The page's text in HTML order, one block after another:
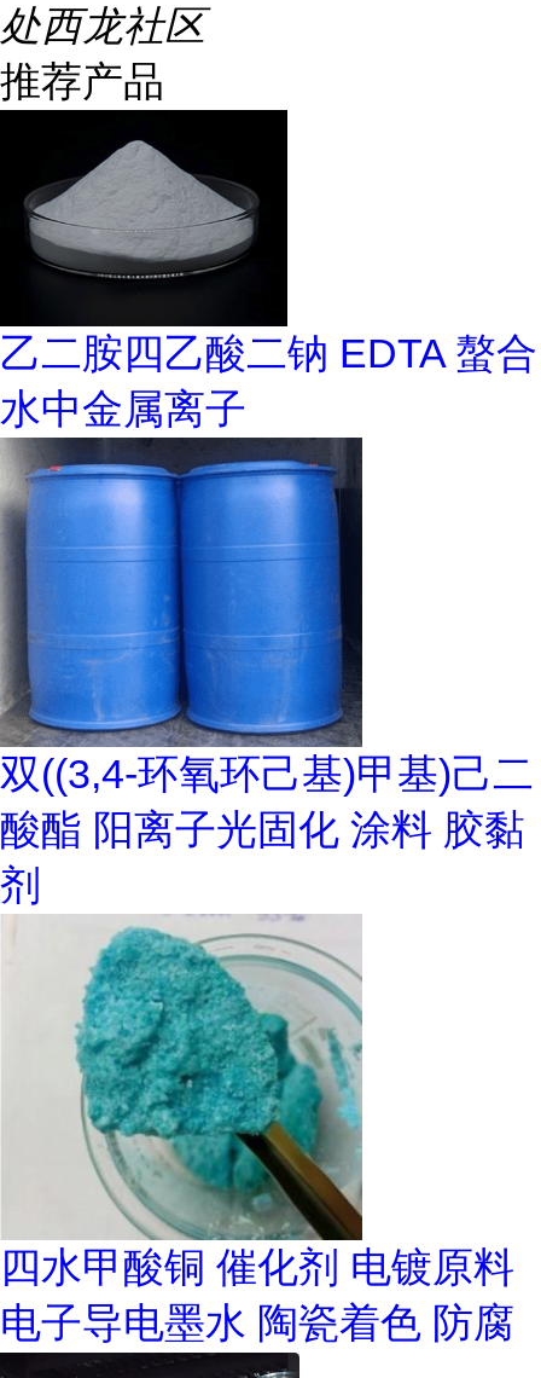
处西龙社区
推荐产品
乙二胺四乙酸二钠 EDTA 螯合
水中金属离子
双((3,4-环氧环己基)甲基)己二
酸酯 阳离子光固化 涂料 胶黏
剂
四水甲酸铜 催化剂 电镀原料
电子导电墨水 陶瓷着色 防腐